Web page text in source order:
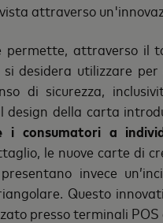
attraverso
permette, attraverso il
desidera utilizzare
di sicurezza,
della carta
consumatori a
le nuove carte di
invece
Questo
presso terminali POS